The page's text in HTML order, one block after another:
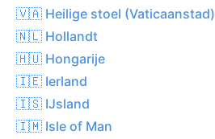
🇻🇦 Heilige stoel (Vaticaanstad)
🇳🇱 Hollandt
🇭🇺 Hongarije
🇮🇪 Ierland
🇮🇸 IJsland
🇮🇲 Isle of Man